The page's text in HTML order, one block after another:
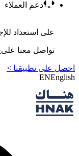
دعم العملاء
على استعداد
تواصل معنا على
احصل على تطبيقنا >
ENEnglish